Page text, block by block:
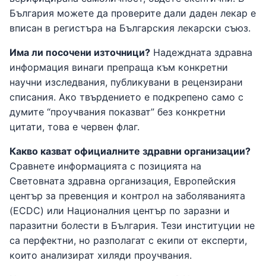
България можете да проверите дали даден лекар е
вписан в регистъра на Българския лекарски съюз.
Има ли посочени източници? Надеждната здравна
информация винаги препраща към конкретни
научни изследвания, публикувани в рецензирани
списания. Ако твърдението е подкрепено само с
думите “проучвания показват” без конкретни
цитати, това е червен флаг.
Какво казват официалните здравни организации?
Сравнете информацията с позицията на
Световната здравна организация, Европейския
център за превенция и контрол на заболяванията
(ECDC) или Националния център по заразни и
паразитни болести в България. Тези институции не
са перфектни, но разполагат с екипи от експерти,
които анализират хиляди проучвания.